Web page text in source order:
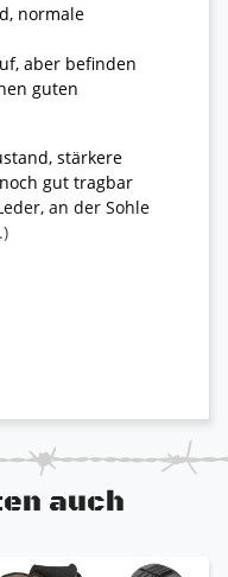
normale
aber befinden
guten
stärkere
gut tragbar
an der Sohle
Dieser
einen
wurde er, um
auch